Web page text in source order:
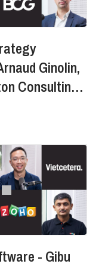
đây nhé
Ginolin,
Consulting
- Gibu